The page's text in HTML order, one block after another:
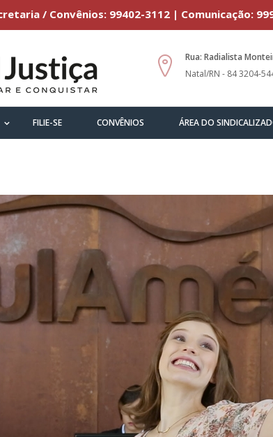
/ Convênios: 99402-3112 | Comunicação:
Rua: Radialista
Natal/RN - 84 3204-
FILIE-SE CONVÊNIOS ÁREA DO